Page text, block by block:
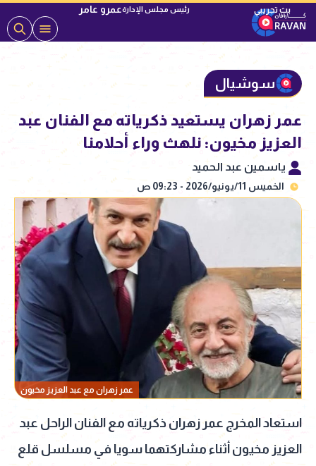
رئيس مجلس الإدارةعمرو عامر
سوشيال
عمر زهران يستعيد ذكرياته مع الفنان عبد
العزيز مخيون: نلهث وراء أحلامنا
ياسمين عبد الحميد
الخميس 11/يونيو/2026 - 09:23 ص
عمر زهران مع عبد العزيز مخيون
استعاد المخرج عمر زهران ذكرياته مع الفنان الراحل عبد
العزيز مخيون أثناء مشاركتهما سويا في مسلسل قلع